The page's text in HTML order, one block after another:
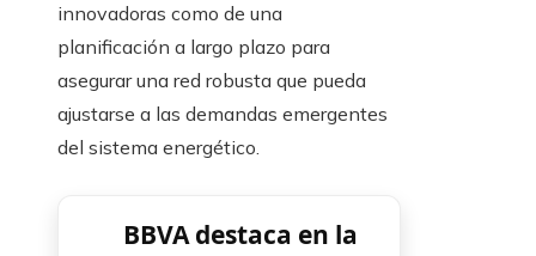
innovadoras como de una
planificación a largo plazo para
asegurar una red robusta que pueda
ajustarse a las demandas emergentes
del sistema energético.
BBVA destaca en la